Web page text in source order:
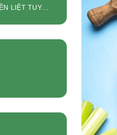
BỔ THẬN - TIỀN LIỆT TUYẾN